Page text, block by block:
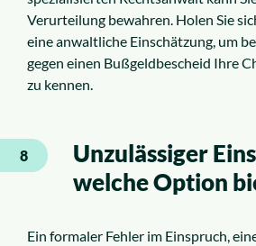
Verurteilung bewahren. Holen Sie
eine anwaltliche Einschätzung, um
gegen einen Bußgeldbescheid Ihre
zu kennen.
8
Unzulässiger
welche Option
Ein formaler Fehler im Einspruch,